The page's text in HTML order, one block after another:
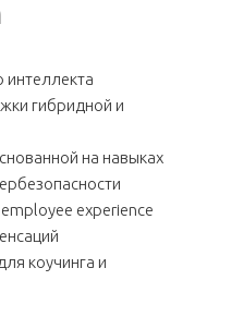
интеллекта
гибридной и
на навыках
experience
коучинга и